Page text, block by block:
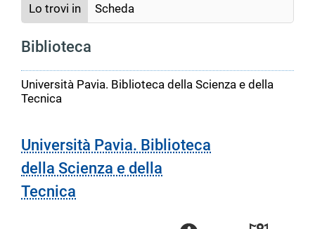
Lo trovi in Scheda
Biblioteca
Università Pavia. Biblioteca della Scienza e della
Tecnica
Università Pavia. Biblioteca
della Scienza e della
Tecnica